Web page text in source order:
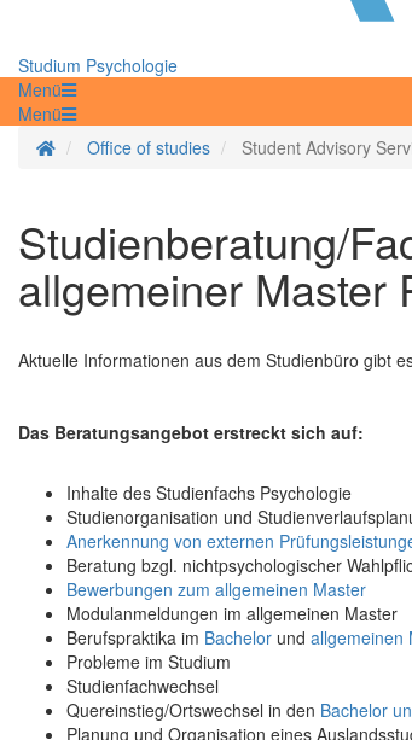
Studium Psychologie
Menü
Menü
Homepage
Office of studies Student Advisory
Studienberatung/
allgemeiner Master
Aktuelle Informationen aus dem Studienbüro gibt
Das Beratungsangebot erstreckt sich auf:
Inhalte des Studienfachs Psychologie
Studienorganisation und
Anerkennung von externen
Beratung bzgl. nichtpsychologischer
Bewerbungen zum allgemeinen Master
Modulanmeldungen im allgemeinen Master
Berufspraktika im Bachelor und allgemeinen
Probleme im Studium
Studienfachwechsel
Quereinstieg/Ortswechsel in den Bachelor
Planung und Organisation eines